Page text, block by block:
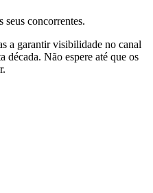
seus concorrentes.
a garantir visibilidade no canal
década. Não espere até que os